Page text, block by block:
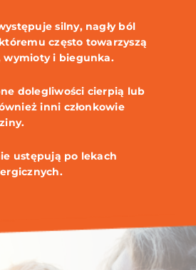
silny, nagły ból
często towarzyszą
wymioty i biegunka.
dolegliwości cierpią lub
inni członkowie
ustępują po lekach